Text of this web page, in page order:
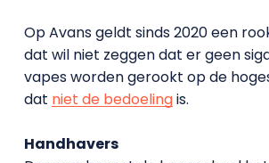
Op Avans geldt sinds 2020 een
dat wil niet zeggen dat er geen
vapes worden gerookt op de
dat niet de bedoelingis.
Handhavers